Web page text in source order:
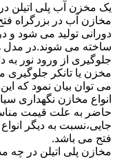
یک مخزن آب پلی اتیلن
مخازن آب در بزرگراه
دورانی تولید می شود و
ساخته می شوند.در مدل
جلوگیری از ورود نور
مخزن یا تانکر جلوگیری
می توان بیان نمود که
انواع مخازن نگهداری
حاضر به علت قیمت
جایی،نسبت به دیگر
فتح می باشد.
مخازن پلی اتیلن در چه